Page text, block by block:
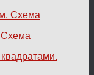
Схема